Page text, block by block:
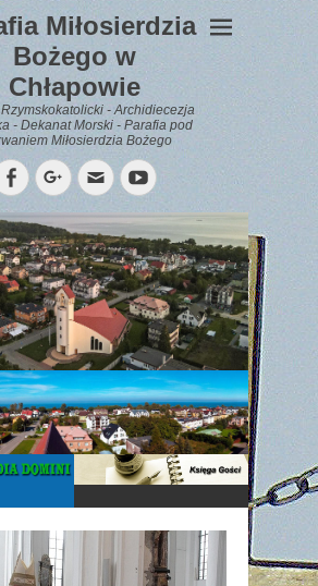
Miłosierdzia
Bożego w
Chłapowie
Rzymskokatolicki - Archidiecezja
- Dekanat Morski - Parafia pod
Miłosierdzia Bożego
FacebookGoogleplus
EmailYouTube